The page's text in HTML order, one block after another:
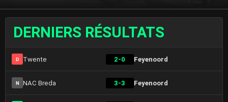
DERNIERS RÉSULTATS
D Twente 2-0 Feyenoord
N NAC Breda 3-3 Feyenoord